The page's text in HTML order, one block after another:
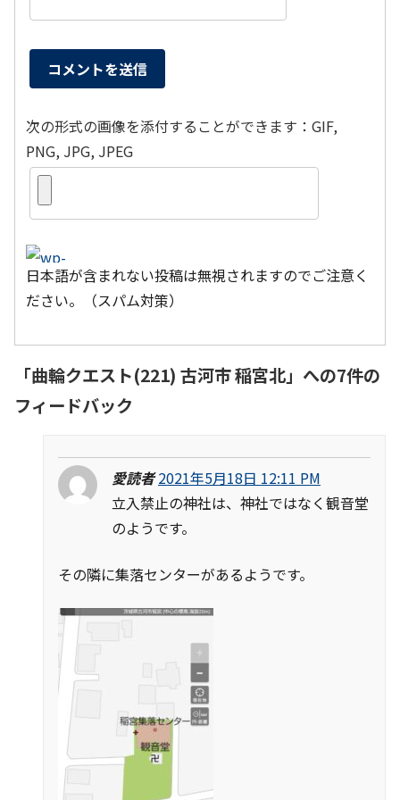
次の形式の画像を添付することができます：GIF,
PNG, JPG, JPEG
日本語が含まれない投稿は無視されますのでご注意く
ださい。（スパム対策）
「曲輪クエスト(221) 古河市 稲宮北」への7件の
フィードバック
愛読者 2021年5月18日 12:11 PM
立入禁止の神社は、神社ではなく観音堂
のようです。
その隣に集落センターがあるようです。